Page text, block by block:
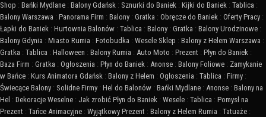
Shop : Bańki Mydlane : Balony Gdańsk : Sznurki do Baniek : Kijki do Baniek : Tablica :
Balony Warszawa : Panorama Firm : Balony : Gratka : Obręcze do Baniek : Oferty Pracy :
Łapki do Baniek : Hurtownia Balonów : Tablica : Balony : Gratka : Balony Urodzinowe :
Balony Gdynia : Miasto Rumia : Fotobudka : Wesele Sklep : Balony z Helem Warszawa :
Gratka : Tablica : Halloween : Balony Rumia : Auto Moto : Prezent : Płyn do Baniek :
Baza Firm : Gratka : Ogłoszenia : Płyn do Baniek : Anonse : Balony Foliowe : Zamykanie
w Bańce : Kurs Animatora Gdańsk : Balony z Helem : Ogłoszenia : Tablica : Firmy :
Świecące Balony : Solidne Firmy : Hel do Balonów : Bańki Mydlane : Anonse : Balony na
Hel : Dekoracje Weselne : Jak zrobić Płyn do Baniek : Wesele : Tablica : Pomysł na
Prezent : Tańce Animacyjne : Wyjątkowy Prezent : Balony z Helem Rumia : Tatuaże :